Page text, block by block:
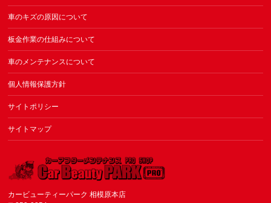
車のキズの原因について
板金作業の仕組みについて
車のメンテナンスについて
個人情報保護方針
サイトポリシー
サイトマップ
カービューティーパーク 相模原本店